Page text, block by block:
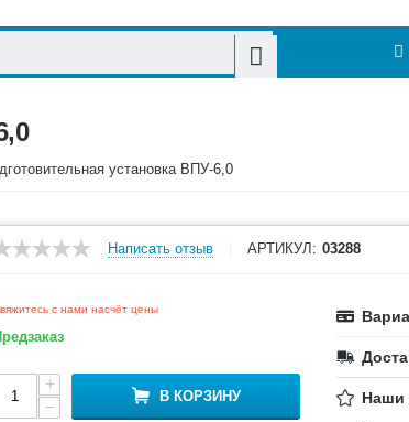
установка ВПУ-6,0
Написать отзыв АРТИКУЛ: 03288
с нами насчёт цены
+
−
В КОРЗИНУ Наши